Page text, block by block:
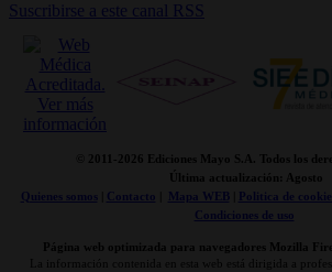
Suscribirse a este canal RSS
© 2011- 2026 Ediciones Mayo S.A. Todos los
Última actualización: Agosto
Quienes somos| Contacto Mapa WEB| Politica de
Condiciones de uso
Página web optimizada para navegadores Mozilla
La información contenida en esta web está dirigida a